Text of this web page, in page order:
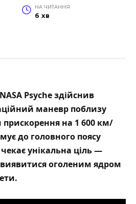
НА ЧИТАННЯ
6 хв
Psyche здійснив
маневр поблизу
на 1 600 км/
до головного поясу
унікальна ціль —
оголеним ядром